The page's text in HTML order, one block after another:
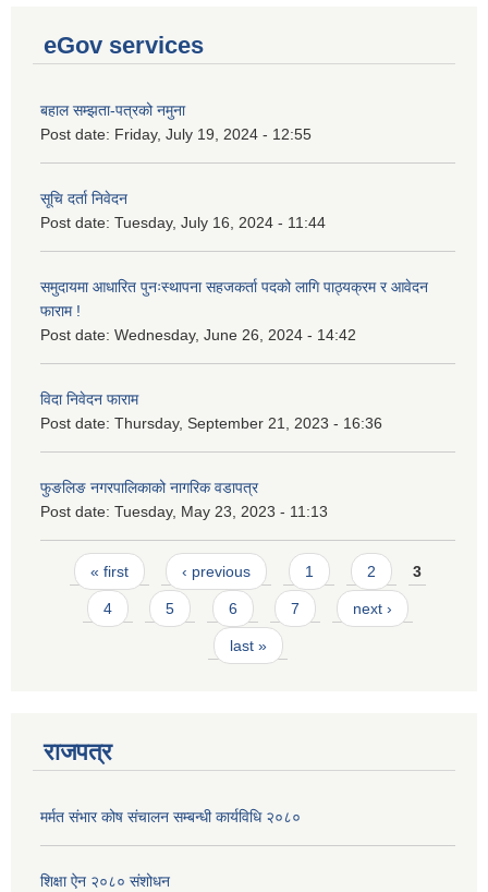
eGov services
बहाल सम्झता-पत्रको नमुना
Post date: Friday, July 19, 2024 - 12:55
सूचि दर्ता निवेदन
Post date: Tuesday, July 16, 2024 - 11:44
समुदायमा आधारित पुनःस्थापना सहजकर्ता पदको लागि पाठ्यक्रम र आवेदन
फाराम !
Post date: Wednesday, June 26, 2024 - 14:42
विदा निवेदन फाराम
Post date: Thursday, September 21, 2023 - 16:36
फुङलिङ नगरपालिकाको नागरिक वडापत्र
Post date: Tuesday, May 23, 2023 - 11:13
Pages
« first ‹ previous 1 2 3
4 5 6 7 next ›
last »
राजपत्र
मर्मत संभार कोष संचालन सम्बन्धी कार्यविधि २०८०
शिक्षा ऐन २०८० संशोधन